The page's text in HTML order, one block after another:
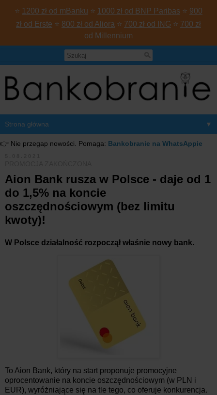
⭐ 1200 zł od mBanku ⭐ 1000 zł od BNP Paribas ⭐ 900
zł od Erste ⭐ 800 zł od Aliora ⭐ 700 zł od ING ⭐ 700 zł
od Millennium
▼
👉 Nie przegap nowości. Pomaga: Bankobranie na WhatsAppie
Aion Bank rusza w Polsce - daje od 1
do 1,5% na koncie
oszczędnościowym (bez limitu
kwoty)!
W Polsce działalność rozpoczął właśnie nowy bank.
To Aion Bank, który na start proponuje promocyjne
oprocentowanie na koncie oszczędnościowym (w PLN i
EUR), wyróżniające się na tle tego, co oferuje konkurencja.